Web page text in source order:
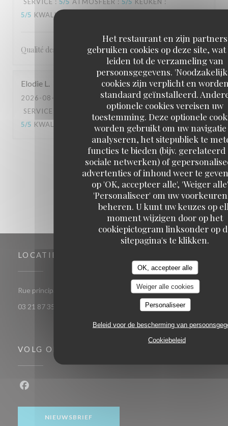
Het restaurant en zijn partners
gebruiken cookies op deze site,
leiden tot de verzameling van
persoonsgegevens.
cookies zijn verplicht en
standaard geïnstalleerd.
optionele cookies vereisen uw
toestemming. Deze optionele
worden gebruikt om uw
analyseren, het sitepubliek te
functies te bieden (bijv. gerelateerd
sociale netwerken) of
advertenties of inhoud weer te
op 'OK, accepteer alle', 'Weiger
'Personaliseer' om uw
beheren. U kunt uw keuzes op
moment wijzigen door op het
cookiepictogram linksonder op
sitepagina's te klikken.
OK, accepteer alle
Weiger alle cookies
Personaliseer
Beleid voor de bescherming van
Cookiebeleid
5/5 KWALITEIT / PRIJS
Qualité des plats et très bon service
Elodie L
2026-08-07
- 12:15 - GASTEN 4
SERVICE
ATMOSFEER: 4/5 KEUKEN:
5/5 KWALITEIT / PRIJS /5
1 2 3
LOCATIE
Rue principale 62179 Audinghen
((opent in een nieuw venster))
03 21 87 35 32
VOLG ONS
NIEUWSBRIEF